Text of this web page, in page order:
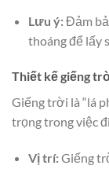
Lưu ý:Đảm
thoáng để lấy
Thiết kế giếng
Giếng trời là “lá
trọng trong việc
Vị trí:Giếng